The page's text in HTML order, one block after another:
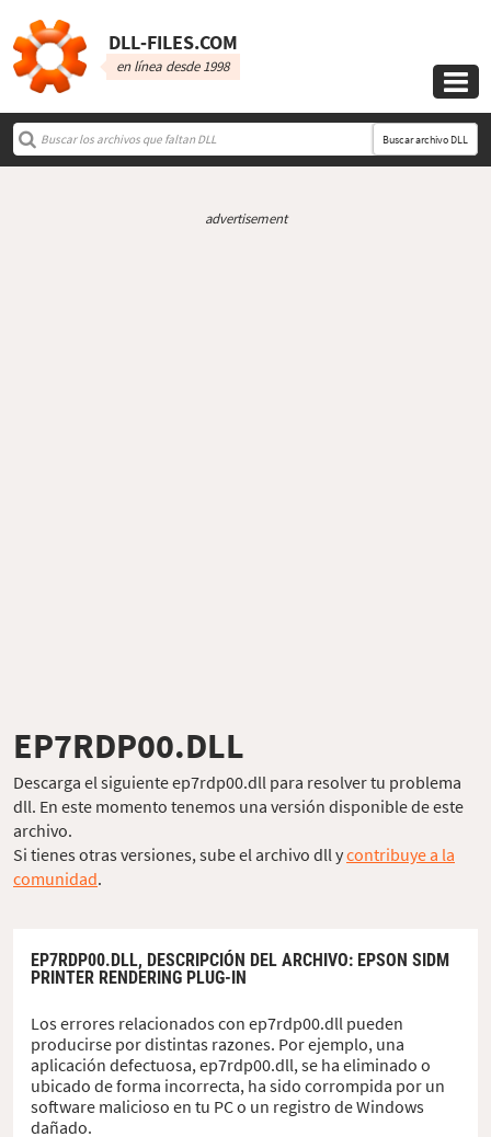
DLL‑FILES.COM
en línea desde 1998

Buscar archivo DLL
advertisement
EP7RDP00.DLL
Descarga el siguiente ep7rdp00.dll para resolver tu problema
dll. En este momento tenemos una versión disponible de este
archivo.
Si tienes otras versiones, sube el archivo dll ycontribuye a la
comunidad.
EP7RDP00.DLL, DESCRIPCIÓN DEL ARCHIVO: EPSON SIDM
PRINTER RENDERING PLUG-IN
Los errores relacionados con ep7rdp00.dll pueden
producirse por distintas razones. Por ejemplo, una
aplicación defectuosa, ep7rdp00.dll, se ha eliminado o
ubicado de forma incorrecta, ha sido corrompida por un
software malicioso en tu PC o un registro de Windows
dañado.